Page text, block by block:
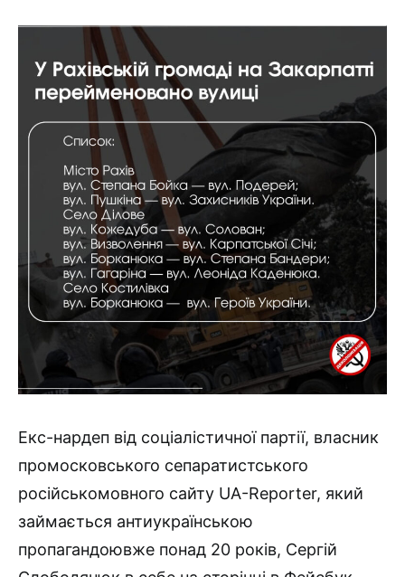
Екс-нардеп від соціалістичної партії, власник
промосковського сепаратистського
російськомовного сайту UA-Reporter, який
займається антиукраїнською
пропагандоювже понад 20 років, Сергій